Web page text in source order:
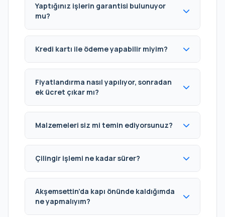
Yaptığınız işlerin garantisi bulunuyor
mu?
Kredi kartı ile ödeme yapabilir miyim?
Fiyatlandırma nasıl yapılıyor, sonradan
ek ücret çıkar mı?
Malzemeleri siz mi temin ediyorsunuz?
Çilingir işlemi ne kadar sürer?
Akşemsettin’da kapı önünde kaldığımda
ne yapmalıyım?